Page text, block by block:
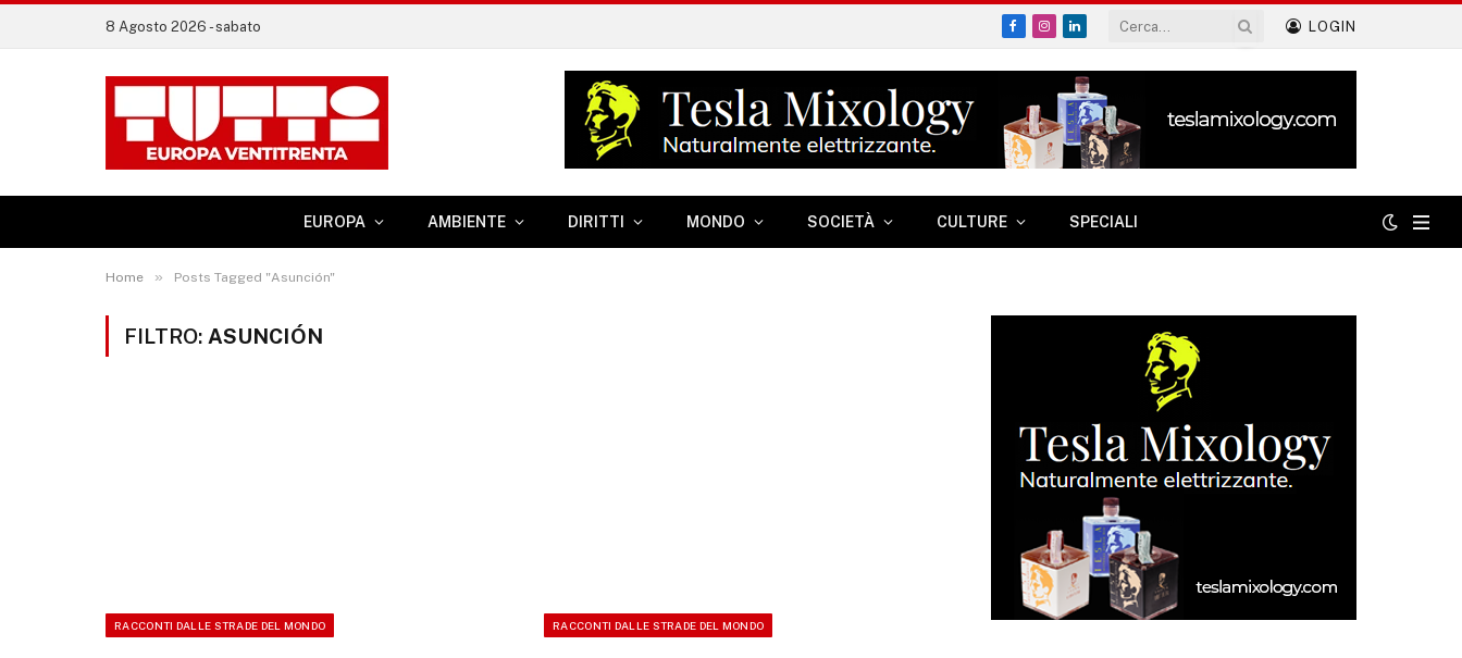
8 Agosto 2026 - sabato
Facebook
Instagram
LinkedIn
LOGIN
EUROPA AMBIENTE DIRITTI MONDO SOCIETÀ CULTURE SPECIALI
Home » Posts Tagged "Asunción"
FILTRO: ASUNCIÓN
RACCONTI DALLE STRADE DEL MONDO RACCONTI DALLE STRADE DEL MONDO